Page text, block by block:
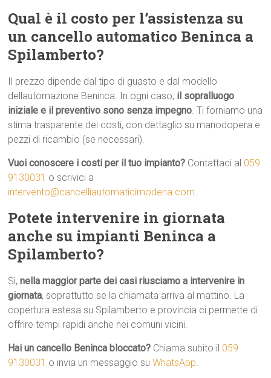
Qual è il costo per l’assistenza su
un cancello automatico Beninca a
Spilamberto?
Il prezzo dipende dal tipo di guasto e dal modello
dellautomazione Beninca. In ogni caso, il sopralluogo
iniziale e il preventivo sono senza impegno. Ti forniamo una
stima trasparente dei costi, con dettaglio su manodopera e
pezzi di ricambio (se necessari).
Vuoi conoscere i costi per il tuo impianto? Contattaci al 059
9130031 o scrivici a
intervento@cancelliautomaticimodena.com.
Potete intervenire in giornata
anche su impianti Beninca a
Spilamberto?
Sì,nella maggior parte dei casi riusciamo a intervenire in
giornata, soprattutto se la chiamata arriva al mattino. La
copertura estesa su Spilamberto e provincia ci permette di
offrire tempi rapidi anche nei comuni vicini.
Hai un cancello Beninca bloccato? Chiama subito il 059
9130031 o invia un messaggio suWhatsApp.